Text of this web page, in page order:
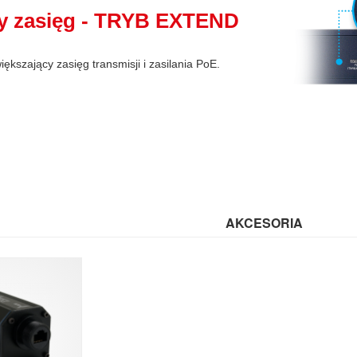
zasięg - TRYB EXTEND
zasięg transmisji i zasilania PoE.
AKCESORIA